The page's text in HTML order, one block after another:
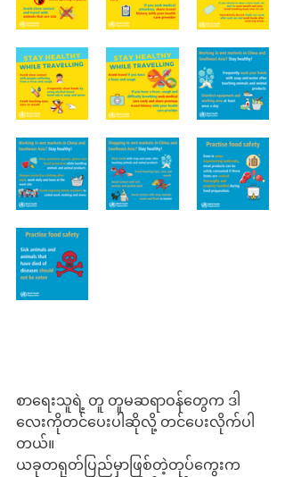
စာရေးသူရဲ့ တူ တူမဆရာဝန်တွေက ဒါ
လေးကိုတင်ပေးပါဆိုလို့ တင်ပေးလိုက်ပါ
တယ်။
ယခုတရုတ်ပြည်မှာဖြစ်တဲ့တုပ်ကွေးက